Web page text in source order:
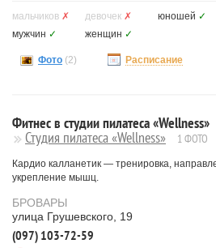
мальчиков ✗ девочек ✗ юношей ✓
мужчин ✓ женщин ✓
Фото (2) Расписание
Фитнес в студии пилатеса «Wellness»
Студия пилатеса «Wellness» 1 ФОТО
Кардио калланетик — тренировка,
укрепление мышц.
БРОВАРЫ
улица Грушевского, 19
(097) 103-72-59